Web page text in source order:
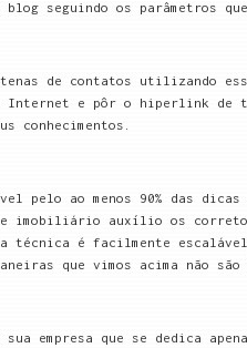
blog seguindo os parâmetros
de contatos utilizando
e pôr o hiperlink de teu
conhecimentos.
pelo ao menos 90% das
imobiliário auxílio os
é facilmente
que vimos acima não
sua empresa que se dedica